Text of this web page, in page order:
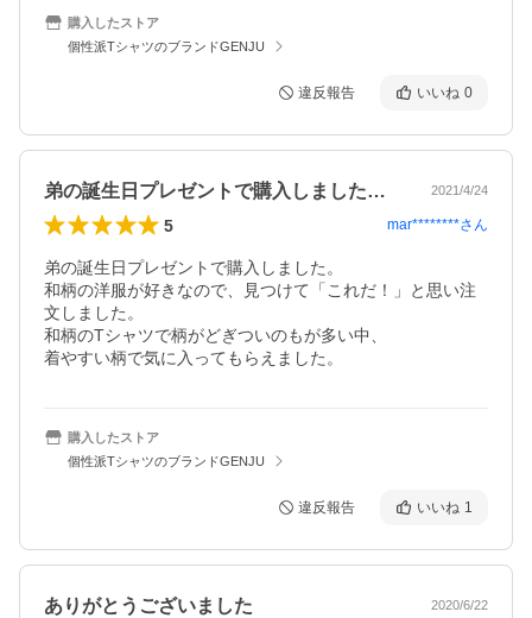
購入したストア
個性派TシャツのブランドGENJU
違反報告 いいね 0
弟の誕生日プレゼントで購入しました。和… 2021/4/24
5 mar********さん
弟の誕生日プレゼントで購入しました。
和柄の洋服が好きなので、見つけて「これだ！」と思い注
文しました。
和柄のTシャツで柄がどぎついのもが多い中、
着やすい柄で気に入ってもらえました。
購入したストア
個性派TシャツのブランドGENJU
違反報告 いいね 1
ありがとうございました 2020/6/22